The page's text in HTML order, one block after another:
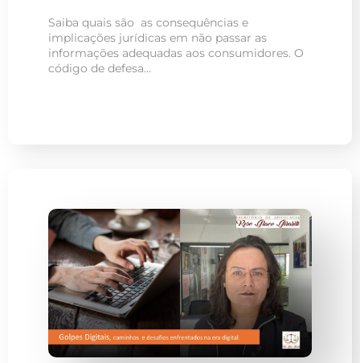
Saiba quais são as consequências e
implicações jurídicas em não passar as
informações adequadas aos consumidores. O
código de defesa…